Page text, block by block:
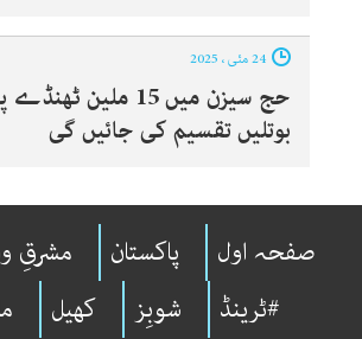
حج سیزن میں 15 ملین
بوتلیں تقسیم کی جائیں گی
صفحہ اول پاکستان مشرقِ
#ٹرینڈ
شوبِز کھیل